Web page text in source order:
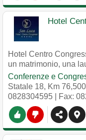
Hotel
Hotel Centro
un matrimonio, una
Conferenze e
Statale 18, Km 76,500
0828304595 | Fax: